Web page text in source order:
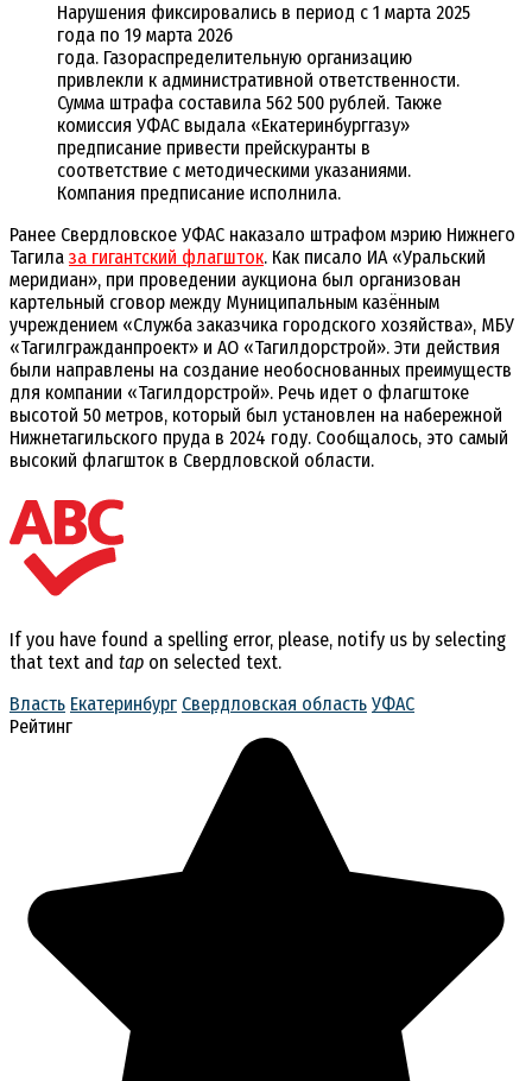
Нарушения фиксировались в период с 1 марта 2025
года по 19 марта 2026
года. Газораспределительную организацию
привлекли к административной ответственности.
Сумма штрафа составила 562 500 рублей. Также
комиссия УФАС выдала «Екатеринбурггазу»
предписание привести прейскуранты в
соответствие с методическими указаниями.
Компания предписание исполнила.
Ранее Свердловское УФАС наказало штрафом мэрию Нижнего
Тагила за гигантский флагшток. Как писало ИА «Уральский
меридиан», при проведении аукциона был организован
картельный сговор между Муниципальным казённым
учреждением «Служба заказчика городского хозяйства», МБУ
«Тагилгражданпроект» и АО «Тагилдорстрой». Эти действия
были направлены на создание необоснованных преимуществ
для компании «Тагилдорстрой». Речь идет о флагштоке
высотой 50 метров, который был установлен на набережной
Нижнетагильского пруда в 2024 году. Сообщалось, это самый
высокий флагшток в Свердловской области.
If you have found a spelling error, please, notify us by selecting
that text and tap on selected text.
Власть Екатеринбург Свердловская область УФАС
Рейтинг